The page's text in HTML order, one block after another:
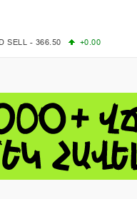
SELL - 366.50
+0.00
COPPER - 13791.00
-
TIN - 55268.00
+2.50
ZINC - 3643.00
+1.43
EUR/GBP - 1.1521
-0.23
GBP/USD - 1.3448
-0.08